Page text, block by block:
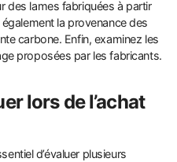
des lames fabriquées à partir
la provenance des
carbone. Enfin, examinez les
proposées par les fabricants.
lors de l’achat
d’évaluer plusieurs